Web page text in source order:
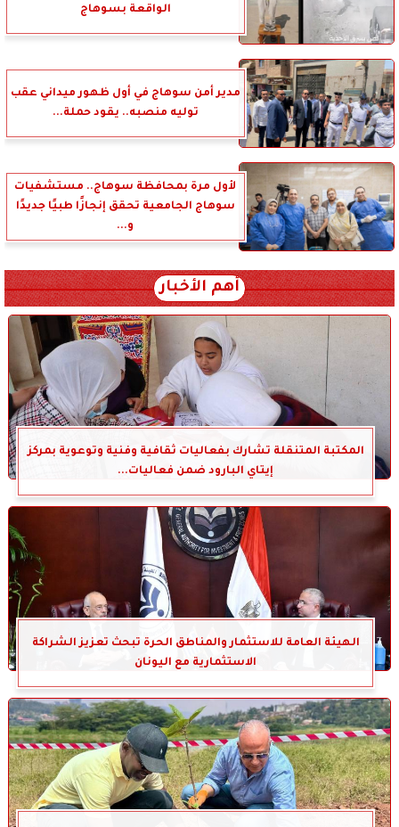
الواقعة بسوهاج
مدير أمن سوهاج في أول ظهور ميداني عقب
توليه منصبه.. يقود حملة...
لأول مرة بمحافظة سوهاج.. مستشفيات
سوهاج الجامعية تحقق إنجازًا طبيًا جديدًا
و...
أهم الأخبار
المكتبة المتنقلة تشارك بفعاليات ثقافية وفنية وتوعوية بمركز
إيتاي البارود ضمن فعاليات...
الهيئة العامة للاستثمار والمناطق الحرة تبحث تعزيز الشراكة
الاستثمارية مع اليونان